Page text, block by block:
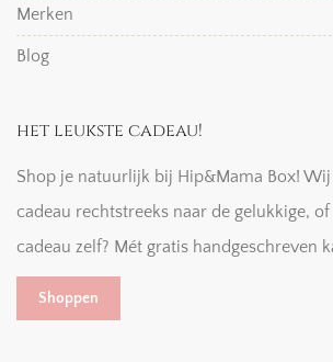
Merken
Blog
het leukste cadeau!
Shop je natuurlijk bij Hip&Mama Box!
cadeau rechtstreeks naar de gelukkige,
cadeau zelf? Mét gratis handgeschreven
Shoppen